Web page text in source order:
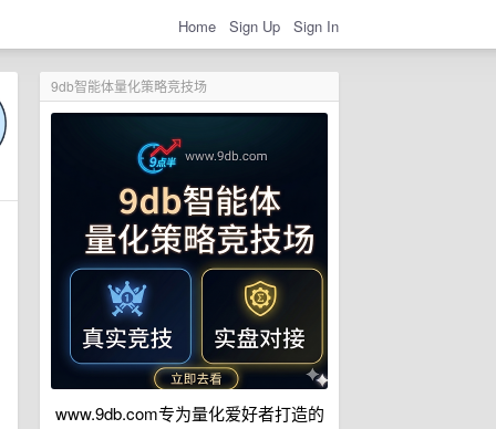
Home Sign Up Sign In
9db智能体量化策略竞技场
www.9db.com专为量化爱好者打造的